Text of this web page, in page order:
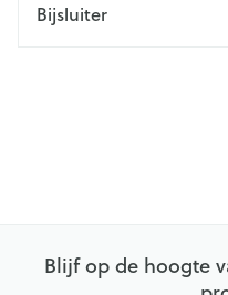
Bijsluiter
Blijf op de hoogte